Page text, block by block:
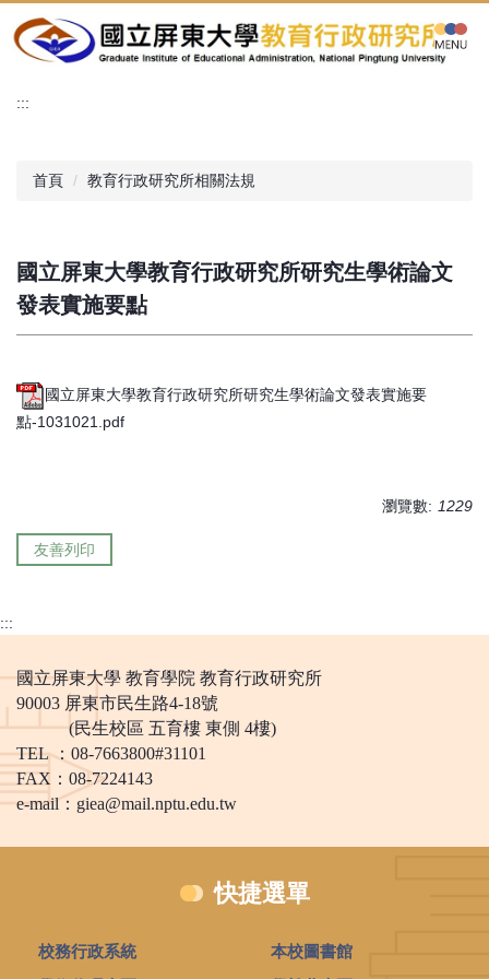
到
內
:::
首頁 教育行政研究所相關法規
國立屏東大學教育行政研究所研究生學術論文
發表實施要點
國立屏東大學教育行政研究所研究生學術論文發表實施要
點-1031021.pdf
瀏覽數: 1229
友善列印
:::
國立屏東大學 教育學院 教育行政研究所
90003 屏東市民生路4-18號
(民生校區 五育樓 東側 4樓)
TEL ：08-7663800#31101
FAX：08-7224143
e-mail： giea@mail.nptu.edu.tw
快捷選單
校務行政系統
本校圖書館